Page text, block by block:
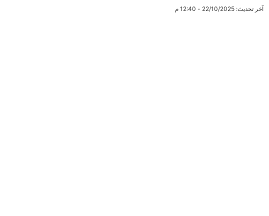
آخر تحديث: 22/10/2025 - 12:40 م